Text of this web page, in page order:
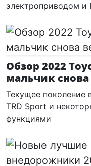
электроприводом и
Обзор 2022
мальчик снова
Текущее поколение
TRD Sport и
функциями